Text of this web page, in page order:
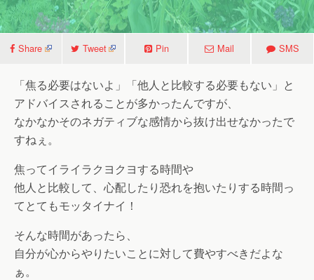
Share Tweet Pin Mail SMS
「焦る必要はないよ」「他人と比較する必要もない」と
アドバイスされることが多かったんですが、
なかなかそのネガティブな感情から抜け出せなかったで
すねぇ。
焦ってイライラクヨクヨする時間や
他人と比較して、心配したり恐れを抱いたりする時間っ
てとてもモッタイナイ！
そんな時間があったら、
自分が心からやりたいことに対して費やすべきだよな
ぁ。